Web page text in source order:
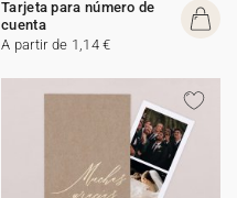
Tarjeta para número de
cuenta
A partir de 1,14 €